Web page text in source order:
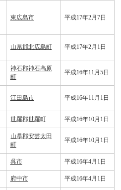
東広島市 平成17年2月7日
山県郡北広島町 平成17年2月1日
神石郡神石高原
町
平成16年11月5日
江田島市 平成16年11月1日
世羅郡世羅町 平成16年10月1日
山県郡安芸太田
町
平成16年10月1日
呉市 平成16年4月1日
府中市 平成16年4月1日